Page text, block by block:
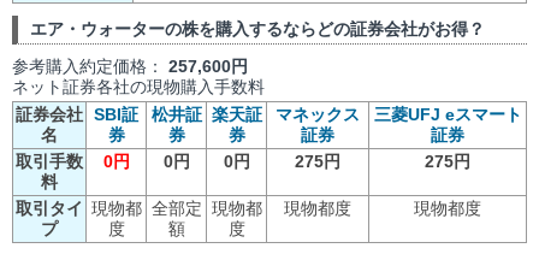
エア・ウォーターの株を購入するならどの証券会社がお得？
参考購入約定価格： 257,600円
ネット証券各社の現物購入手数料
証券会社
名
SBI証
券
松井証
券
楽天証
券
マネックス
証券
三菱UFJ eスマート
証券
取引手数
料
0円 0円 0円 275円 275円
取引タイ
プ
現物都
度
全部定
額
現物都
度
現物都度 現物都度